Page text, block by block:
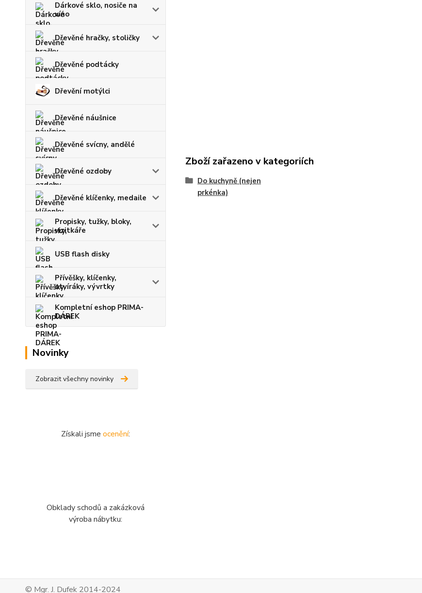
Dárkové sklo, nosiče na
víno
Dřevěné hračky, stoličky
Dřevěné podtácky
Dřevění motýlci
Dřevěné náušnice
Dřevěné svícny, andělé
Dřevěné ozdoby
Dřevěné klíčenky, medaile
Propisky, tužky, bloky,
vizitkáře
USB flash disky
Přívěšky, klíčenky,
otvíráky, vývrtky
Kompletní eshop PRIMA-
DÁREK
Novinky
Zobrazit všechny novinky
Získali jsme ocenění:
Obklady schodů a zakázková
výroba nábytku:
Zboží zařazeno v kategoriích
Do kuchyně (nejen
prkénka)
© Mgr. J. Dufek 2014-2024